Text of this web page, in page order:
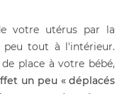
votre utérus par la
peu tout à l'intérieur.
place à votre bébé,
un peu « déplacés